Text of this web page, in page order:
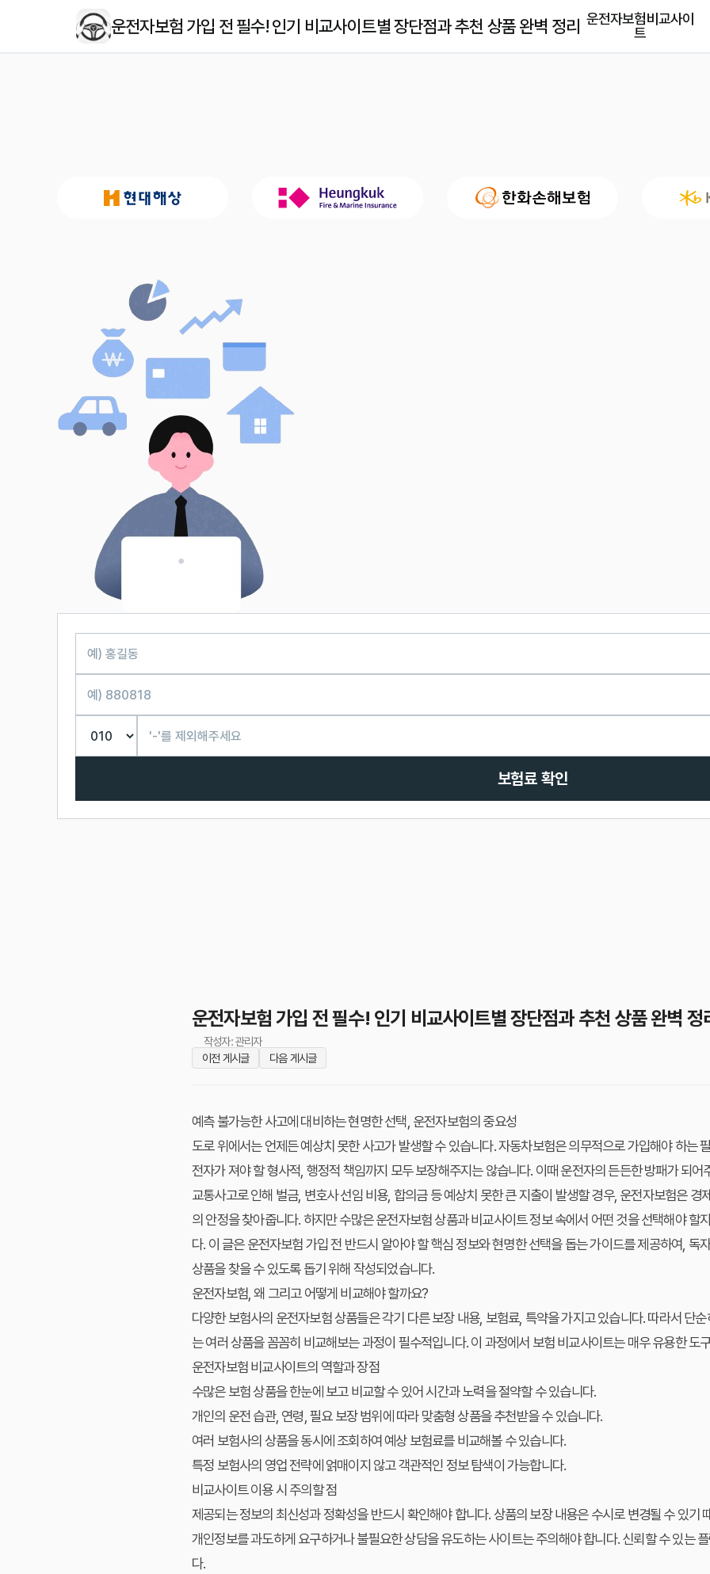
운전자보험 가입 전 필수! 인기 비교사이트별 장단점과 추천 상품 완벽 정리 운전자보험비교사이
트
보험료 확인
운전자보험 가입 전 필수! 인기 비교사이트별 장단점과 추천 상품 완벽 정
작성자: 관리자
이전 게시글
다음 게시글
예측 불가능한 사고에 대비하는 현명한 선택, 운전자보험의 중요성
도로 위에서는 언제든 예상치 못한 사고가 발생할 수 있습니다. 자동차보험은 의무적으로 가입해야 하는
전자가 져야 할 형사적, 행정적 책임까지 모두 보장해주지는 않습니다. 이때 운전자의 든든한 방패가 되
교통사고로 인해 벌금, 변호사 선임 비용, 합의금 등 예상치 못한 큰 지출이 발생할 경우, 운전자보험은 경
의 안정을 찾아줍니다. 하지만 수많은 운전자보험 상품과 비교사이트 정보 속에서 어떤 것을 선택해야 할
다. 이 글은 운전자보험 가입 전 반드시 알아야 할 핵심 정보와 현명한 선택을 돕는 가이드를 제공하여, 독
상품을 찾을 수 있도록 돕기 위해 작성되었습니다.
운전자보험, 왜 그리고 어떻게 비교해야 할까요?
다양한 보험사의 운전자보험 상품들은 각기 다른 보장 내용, 보험료, 특약을 가지고 있습니다. 따라서 단
는 여러 상품을 꼼꼼히 비교해보는 과정이 필수적입니다. 이 과정에서 보험 비교사이트는 매우 유용한 도
운전자보험 비교사이트의 역할과 장점
수많은 보험 상품을 한눈에 보고 비교할 수 있어 시간과 노력을 절약할 수 있습니다.
개인의 운전 습관, 연령, 필요 보장 범위에 따라 맞춤형 상품을 추천받을 수 있습니다.
여러 보험사의 상품을 동시에 조회하여 예상 보험료를 비교해볼 수 있습니다.
특정 보험사의 영업 전략에 얽매이지 않고 객관적인 정보 탐색이 가능합니다.
비교사이트 이용 시 주의할 점
제공되는 정보의 최신성과 정확성을 반드시 확인해야 합니다. 상품의 보장 내용은 수시로 변경될 수 있기
개인정보를 과도하게 요구하거나 불필요한 상담을 유도하는 사이트는 주의해야 합니다. 신뢰할 수 있는
다.